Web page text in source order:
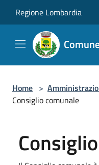
Regione Lombardia
Home >
Consiglio comunale